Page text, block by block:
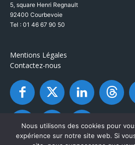
5, square Henri Regnault
92400 Courbevoie
Tel : 01 46 67 90 50
Mentions Légales
Contactez-nous
Nous utilisons des cookies pour
expérience sur notre site web. Si